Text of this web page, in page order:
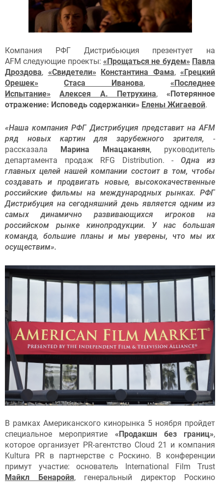
Компания РФГ Дистрибьюция презентует на
AFM следующие проекты: «Прощаться не будем» Павла
Дроздова, «Свидетели» Константина Фама, «Грецкий
Орешек»
Стаса Иванова,«Последнее
Испытание»
Алексея А. Петрухина, «Потерянное
отражение: Исповедь содержанки» Елены Жигаевой.
«Наша компания РФГ Дистрибуция представит на AFM
ряд новых картин для зарубежного зрителя,
-
рассказала
Марина Мнацаканян, руководитель
департамента продаж RFG Distribution. - Одна из
главных целей нашей компании состоит в том, чтобы
создавать и продвигать новые, высококачественные
российские фильмы на международных рынках. РФГ
Дистрибуция на сегодняшний день является одним из
самых динамично развивающихся игроков на
российском рынке кинопродукции. У нас большая
команда, большие планы и мы уверены, что мы их
осуществим».
В рамках Американского кинорынка 5 ноября пройдет
специальное мероприятие «Продакшн без границ»,
которое организует PR-агентство Cloud 21 и компания
Kultura PR в партнерстве с Роскино. В конференции
примут участие: основатель International Film Trust
Майкл Бенаройя, генеральный директор Роскино